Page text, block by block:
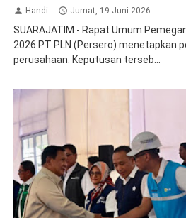
Handi Jumat, 19 Juni 2026
SUARAJATIM - Rapat Umum
2026 PT PLN (Persero) menetapkan
perusahaan. Keputusan terseb...